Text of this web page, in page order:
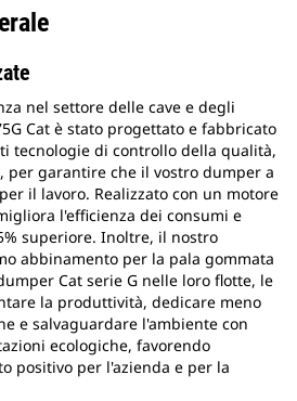
nel settore delle cave e degli
Cat è stato progettato e fabbricato
tecnologie di controllo della qualità,
per garantire che il vostro dumper a
il lavoro. Realizzato con un motore
l'efficienza dei consumi e
superiore. Inoltre, il nostro
abbinamento per la pala gommata
Cat serie G nelle loro flotte, le
la produttività, dedicare meno
e salvaguardare l'ambiente con
ecologiche, favorendo
positivo per l'azienda e per la